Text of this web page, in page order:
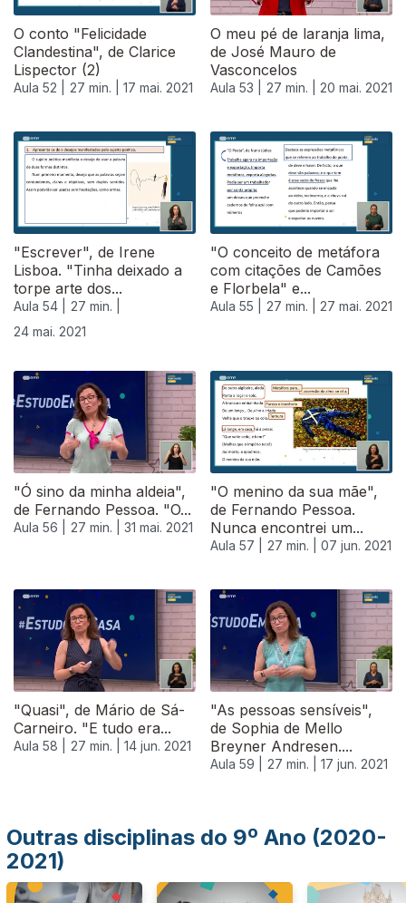
O conto "Felicidade
Clandestina", de Clarice
Lispector (2)
Aula 52 | 27 min. | 17 mai. 2021
O meu pé de laranja lima,
de José Mauro de
Vasconcelos
Aula 53 | 27 min. | 20 mai. 2021
"Escrever", de Irene
Lisboa. "Tinha deixado a
torpe arte dos...
Aula 54 |
27 min. |
24 mai. 2021
"O conceito de metáfora
com citações de Camões
e Florbela" e...
Aula 55 | 27 min. | 27 mai. 2021
"Ó sino da minha aldeia",
de Fernando Pessoa. "O...
Aula 56 | 27 min. | 31 mai. 2021
"O menino da sua mãe",
de Fernando Pessoa.
Nunca encontrei um...
Aula 57 | 27 min. | 07 jun. 2021
"Quasi", de Mário de Sá-
Carneiro. "E tudo era...
Aula 58 | 27 min. | 14 jun. 2021
"As pessoas sensíveis",
de Sophia de Mello
Breyner Andresen....
Aula 59 | 27 min. | 17 jun. 2021
551762
Outras disciplinas do 9º Ano (2020-
2021)